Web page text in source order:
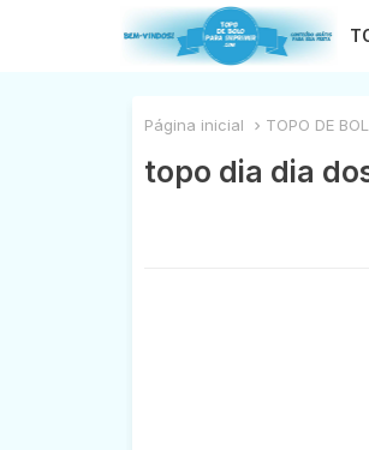
Página inicial TOPO DE
topo dia dia